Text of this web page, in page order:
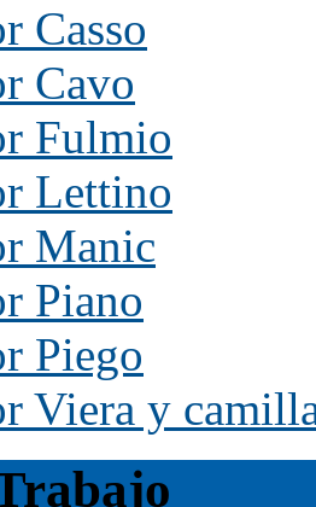
Casso
Cavo
Fulmio
Lettino
Manic
Piano
Piego
Viera y